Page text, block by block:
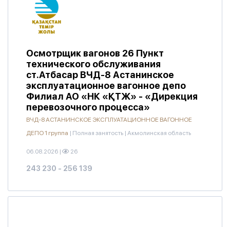
Осмотрщик вагонов 26 Пункт
технического обслуживания
ст.Атбасар ВЧД-8 Астанинское
эксплуатационное вагонное депо
Филиал АО «НК «ҚТЖ» - «Дирекция
перевозочного процесса»
ВЧД-8 АСТАНИНСКОЕ ЭКСПЛУАТАЦИОННОЕ ВАГОННОЕ
ДЕПО 1 группа | Полная занятость | Акмолинская область
06.08.2026 | 26
243 230 - 256 139